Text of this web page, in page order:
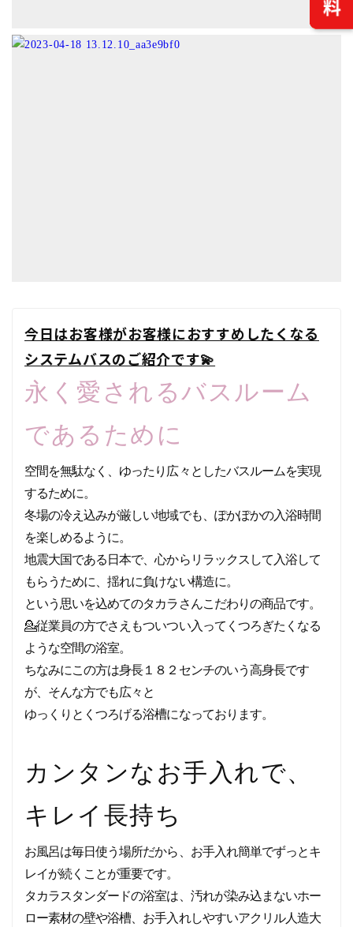
今日はお客様がお客様におすすめしたくなる
システムバスのご紹介です💫
永く愛されるバスルーム
であるために
空間を無駄なく、ゆったり広々としたバスルームを実現
するために。
冬場の冷え込みが厳しい地域でも、ぽかぽかの入浴時間
を楽しめるように。
地震大国である日本で、心からリラックスして入浴して
もらうために、揺れに負けない構造に。
という思いを込めてのタカラさんこだわりの商品です。
💁従業員の方でさえもついつい入ってくつろぎたくなる
ような空間の浴室。
ちなみにこの方は身長１８２センチのいう高身長です
が、そんな方でも広々と
ゆっくりとくつろげる浴槽になっております。
カンタンなお手入れで、
キレイ長持ち
お風呂は毎日使う場所だから、お手入れ簡単でずっとキ
レイが続くことが重要です。
タカラスタンダードの浴室は、汚れが染み込まないホー
ロー素材の壁や浴槽、お手入れしやすいアクリル人造大